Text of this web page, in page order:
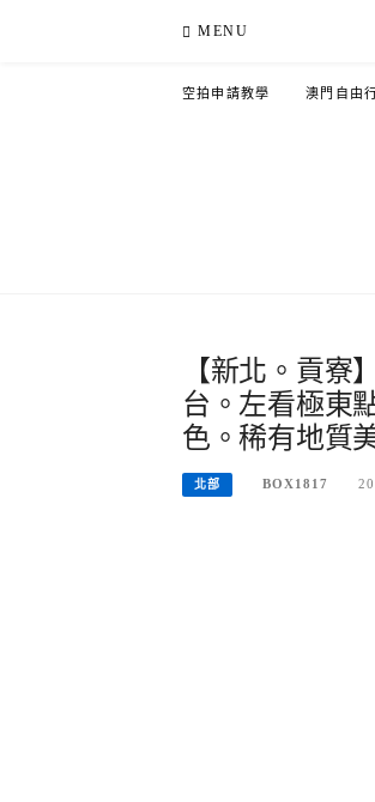
MENU
空拍申請教學 澳門自由
【新北。貢寮
台。左看極東
色。稀有地質
北部 BOX1817